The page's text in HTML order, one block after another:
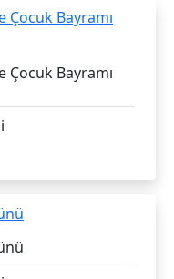
Çocuk Bayramı